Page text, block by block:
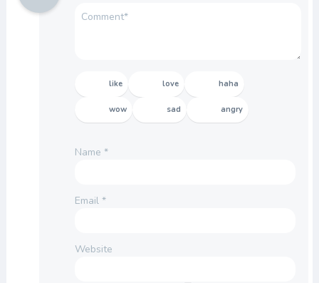
like love haha
wow sad angry
Name *
Email *
Website